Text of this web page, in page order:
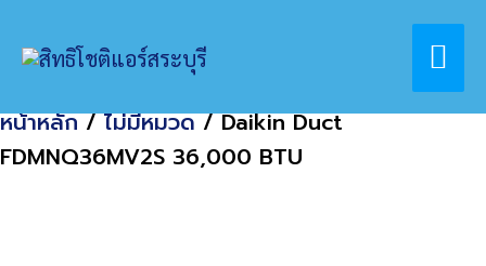
Home
สินค้า
Daikin Duct FDMNQ36MV2S 36,000 BTU
หน้าหลัก/ไม่มีหมวด/ Daikin Duct
FDMNQ36MV2S 36,000 BTU